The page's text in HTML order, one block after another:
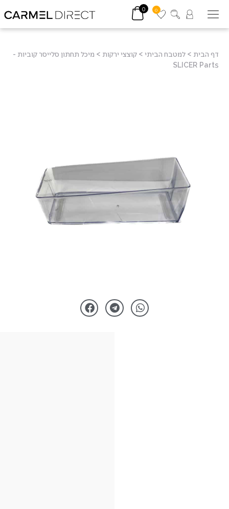
0
0
דף הבית > למטבח הביתי > קוצצי ירקות > מיכל תחתון סלייסר קוביות -
SLICER Parts